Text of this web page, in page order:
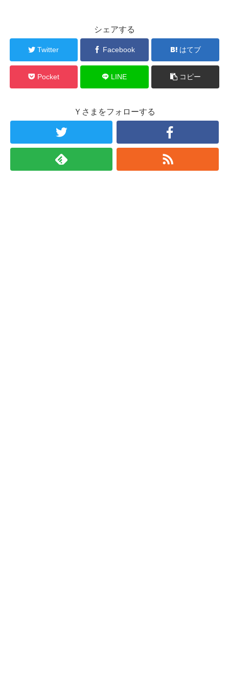
シェアする
Twitter Facebook はてブ
Pocket LINE コピー
Ｙさまをフォローする